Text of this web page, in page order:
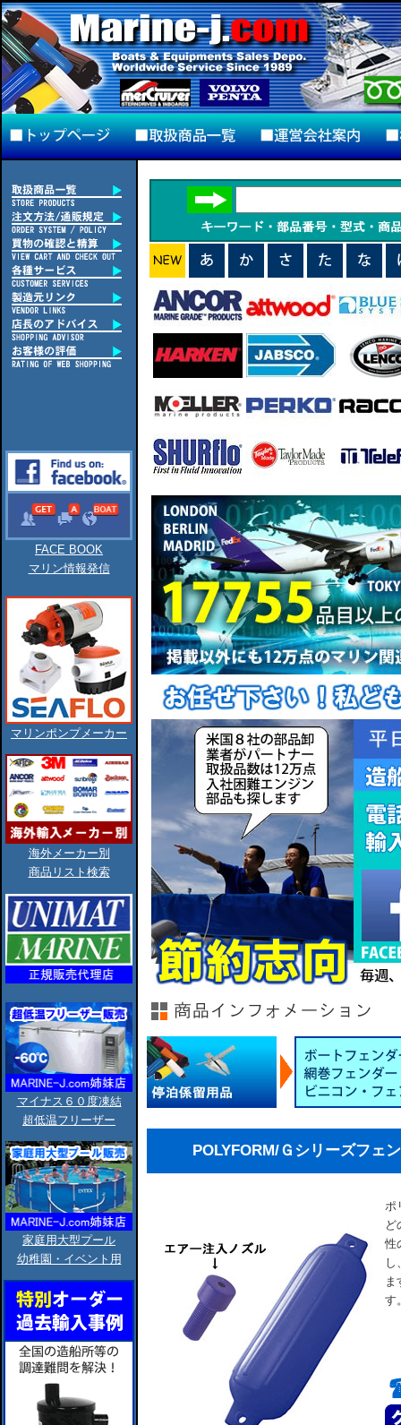
FACE BOOK
マリン情報発信
マリンポンプメーカー
海外メーカー別
商品リスト検索
マイナス６０度凍結
超低温フリーザー
家庭用大型プール
幼稚園・イベント用
POLYFORM/Ｇシリーズフェ
ポ
ど
性
し
ま
す